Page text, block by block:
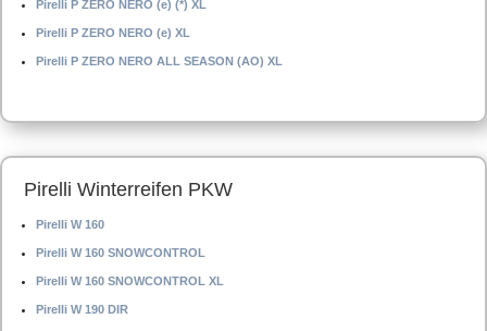
Pirelli P ZERO NERO (e) (*) XL
Pirelli P ZERO NERO (e) XL
Pirelli P ZERO NERO ALL SEASON (AO) XL
Pirelli Winterreifen PKW
Pirelli W 160
Pirelli W 160 SNOWCONTROL
Pirelli W 160 SNOWCONTROL XL
Pirelli W 190 DIR